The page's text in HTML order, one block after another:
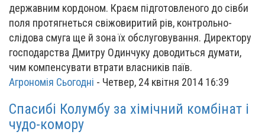
державним кордоном. Краєм підготовленого до сівби
поля протягнеться свіжовиритий рів, контрольно-
слідова смуга ще й зона їх обслуговування. Директору
господарства Дмитру Одинчуку доводиться думати,
чим компенсувати втрати власників паїв.
Агрономія Сьогодні - Четвер, 24 квітня 2014 16:39
Спасибі Колумбу за хімічний комбінат і
чудо-комору